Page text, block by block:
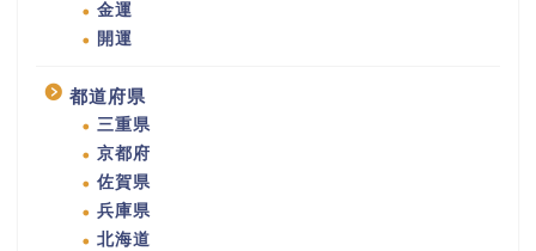
金運
開運
都道府県
三重県
京都府
佐賀県
兵庫県
北海道